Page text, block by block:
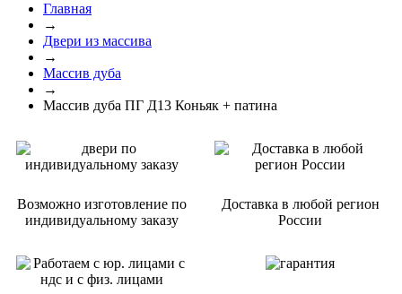
Главная
→
Двери из массива
→
Массив дуба
→
Массив дуба ПГ Д13 Коньяк + патина
Возможно изготовление по
индивидуальному заказу
Доставка в любой регион
России